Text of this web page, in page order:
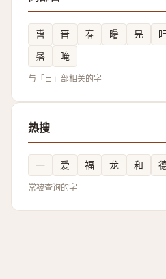
旾 晋 㫪 龧 㫕
㬁
晻
与「日」部相关的字
热搜
一 爱 福 龙 和
常被查询的字